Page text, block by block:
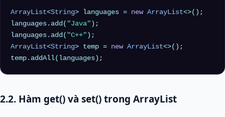
ArrayList<String> languages = new ArrayList<>();
languages.add( "Java" );
languages.add( "C++"
ArrayList<String> temp = new ArrayList<>();
2.2. Hàm get() và set() trong ArrayList